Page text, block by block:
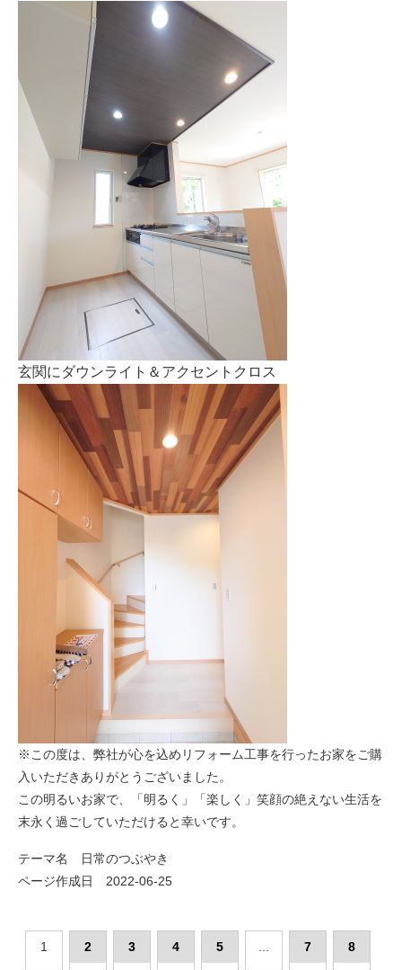
玄関にダウンライト＆アクセントクロス
※この度は、弊社が心を込めリフォーム工事を行ったお家をご購
入いただきありがとうございました。
この明るいお家で、「明るく」「楽しく」笑顔の絶えない生活を
末永く過ごしていただけると幸いです。
テーマ名 日常のつぶやき
ページ作成日 2022-06-25
1 2 3 4 5 7 8